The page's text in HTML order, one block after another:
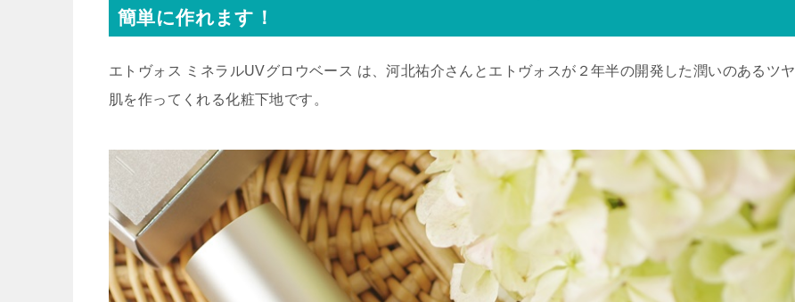
簡単に作れます！
エトヴォス ミネラルUVグロウベース は、河北祐介さんとエトヴォスが２年半の開発した潤いのあるツヤ
肌を作ってくれる化粧下地です。